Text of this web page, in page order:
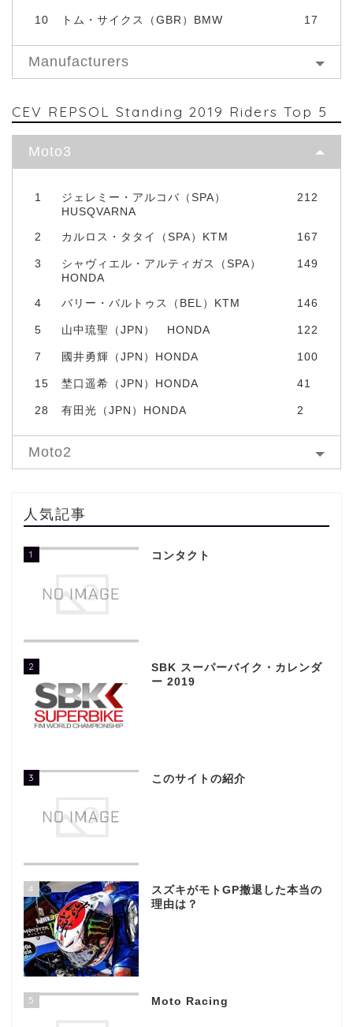
10 トム・サイクス（GBR）BMW 17
Manufacturers
CEV REPSOL Standing 2019 Riders Top 5
Moto3
1
ジェレミー・アルコバ（SPA）
HUSQVARNA
212
2 カルロス・タタイ（SPA）KTM 167
3
シャヴィエル・アルティガス（SPA）
HONDA
149
4 バリー・バルトゥス（BEL）KTM 146
5 山中琉聖（JPN） HONDA 122
7 國井勇輝（JPN）HONDA 100
15 埜口遥希（JPN）HONDA 41
28 有田光（JPN）HONDA 2
Moto2
人気記事
1 コンタクト
2
SBK スーパーバイク・カレンダ
ー 2019
3 このサイトの紹介
4
スズキがモトGP撤退した本当の
理由は？
5 Moto Racing